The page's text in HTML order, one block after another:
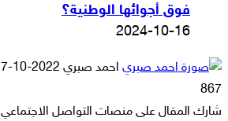
فوق أجوائها الوطنية؟
2024-10-16
احمد صبري أرسل
إلكترونيا
2022-10-17
867
شارك المقال على منصات التواصل الاجتماعي